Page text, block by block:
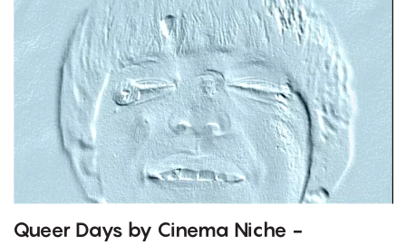
Queer Days by Cinema Niche -